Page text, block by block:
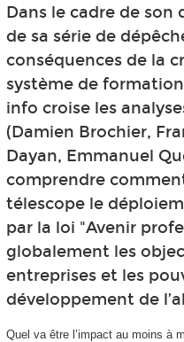
Dans le cadre de
de sa série de
conséquences de la
système de
info croise les
(Damien Brochier,
Dayan, Emmanuel
comprendre
télescope le
par la loi "Avenir
globalement les
entreprises et les
développement de
Quel va être l’impact au moins à